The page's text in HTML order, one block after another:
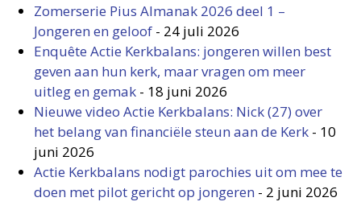
Zomerserie Pius Almanak 2026 deel 1 –
Jongeren en geloof - 24 juli 2026
Enquête Actie Kerkbalans: jongeren willen best
geven aan hun kerk, maar vragen om meer
uitleg en gemak - 18 juni 2026
Nieuwe video Actie Kerkbalans: Nick (27) over
het belang van financiële steun aan de Kerk - 10
juni 2026
Actie Kerkbalans nodigt parochies uit om mee te
doen met pilot gericht op jongeren - 2 juni 2026